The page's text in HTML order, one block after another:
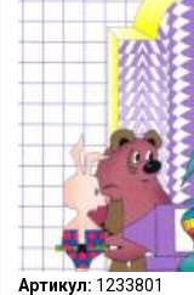
Артикул: 1233801